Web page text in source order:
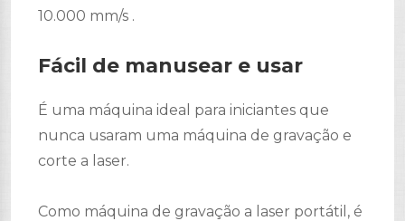
10.000 mm/s .
Fácil de manusear e usar
É uma máquina ideal para iniciantes que
nunca usaram uma máquina de gravação e
corte a laser.
Como máquina de gravação a laser portátil, é